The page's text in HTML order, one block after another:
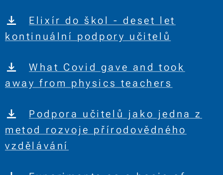
Elixír do škol - deset let
kontinuální podpory učitelů
What Covid gave and took
away from physics teachers
Podpora učitelů jako jedna z
metod rozvoje přírodovědného
vzdělávání